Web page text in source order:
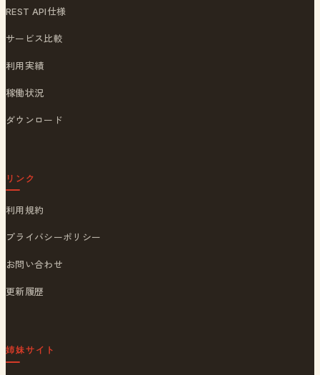
REST API仕様
サービス比較
利用実績
稼働状況
ダウンロード
リンク
利用規約
プライバシーポリシー
お問い合わせ
更新履歴
姉妹サイト